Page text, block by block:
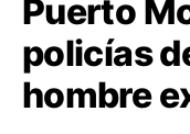
Puerto
policías
hombre